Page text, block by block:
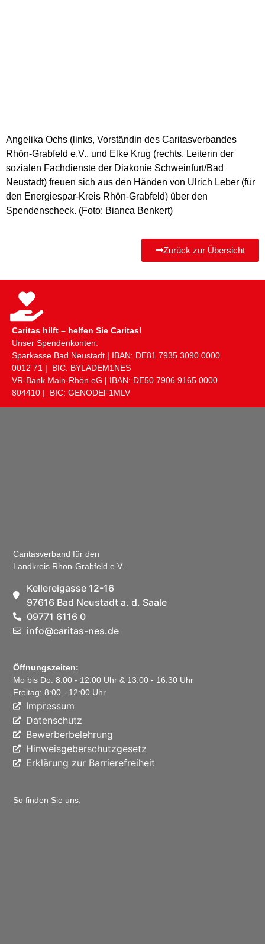
Angelika Ochs (links, Vorständin des Caritasverbandes
Rhön-Grabfeld e.V., und Elke Krug (rechts, Leiterin der
sozialen Fachdienste der Diakonie Schweinfurt/Bad
Neustadt) freuen sich aus den Händen von Ulrich Leber (für
den Energiespar-Kreis Rhön-Grabfeld) über den
Spendenscheck. (Foto: Bianca Benkert)
Zurück zur Übersicht
Caritas hilft – helfen Sie Caritas!
Unser Spendenkonten:
Sparkasse Bad Neustadt | IBAN: DE81 ​7935 ​3090 ​0000 ​
0012 ​71 | BIC: BYLADEM1NES
VR-Bank Main-Rhön eG | IBAN: DE50 ​7906 ​9165 ​0000 ​
804410 | BIC: GENODEF1MLV
Caritasverband für den
Landkreis Rhön-Grabfeld e.V.
Kellereigasse 12-16
97616 Bad Neustadt a. d. Saale
09771 6116 0
info@caritas-nes.de
Öffnungszeiten:
Mo bis Do: 8:00 - 12:00 Uhr & 13:00 - 16:30 Uhr
Freitag: 8:00 - 12:00 Uhr
Impressum
Datenschutz
Bewerberbelehrung
Hinweisgeberschutzgesetz
Erklärung zur Barrierefreiheit
So finden Sie uns: